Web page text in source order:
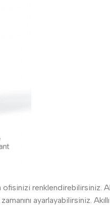
renklendirebilirsiniz.
ayarlayabilirsiniz.